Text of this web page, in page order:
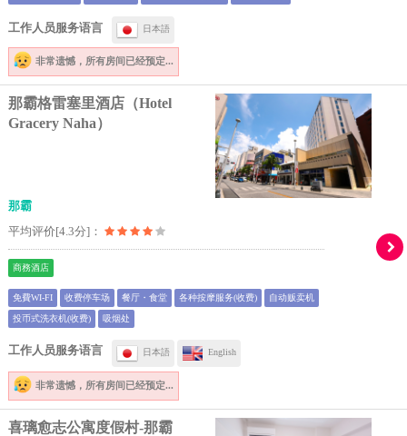
工作人员服务语言 日本語
非常遗憾， 所有房间已经预定...
那霸格雷塞里酒店（Hotel
Gracery Naha）
那霸
平均评价[4.3分]：
商務酒店
免費WI-FI 收费停车场 餐厅・食堂 各种按摩服务(收费) 自动贩卖机
投币式洗衣机(收费) 吸烟处
工作人员服务语言 日本語 English
非常遗憾， 所有房间已经预定...
喜璃愈志公寓度假村-那霸